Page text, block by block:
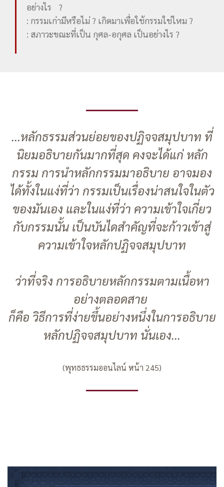
อย่างไร ?
: กรรมเก่ามีหรือไม่ ? เกิดมาเพื่อใช้กรรมใช่ไหม ?
: สภาวะขณะที่เป็น กุศล-อกุศล เป็นอย่างไร ?
...หลักธรรมส่วนย่อยของปฏิจจสมุปบาท ที่
นิยมอธิบายกันมากที่สุด คงจะได้แก่ หลัก
กรรม การนำหลักกรรมมาอธิบาย อาจมอง
ได้ทั้งในแง่ที่ว่า กรรมเป็นเรื่องน่าสนใจในตัว
ของมันเอง และในแง่ที่ว่า ความเข้าใจเกี่ยว
กับกรรมนั้น เป็นบันไดสำคัญที่จะก้าวเข้าสู่
ความเข้าใจหลักปฏิจจสมุปบาท
ว่าที่จริง การอธิบายหลักกรรมตามเนื้อหา
อย่างตลอดสาย
ก็คือ วิธีการที่ง่ายขึ้นอย่างหนึ่งในการอธิบาย
หลักปฏิจจสมุปบาท นั่นเอง...
(พุทธธรรมออนไลน์ หน้า 245)